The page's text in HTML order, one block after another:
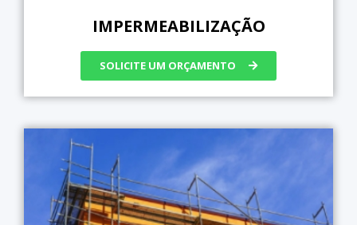
IMPERMEABILIZAÇÃO
SOLICITE UM ORÇAMENTO